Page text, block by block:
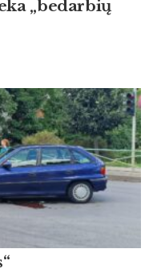
„bedarbių